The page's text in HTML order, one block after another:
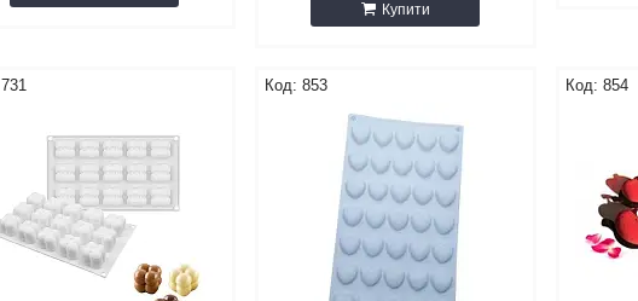
Купити
731 853 854